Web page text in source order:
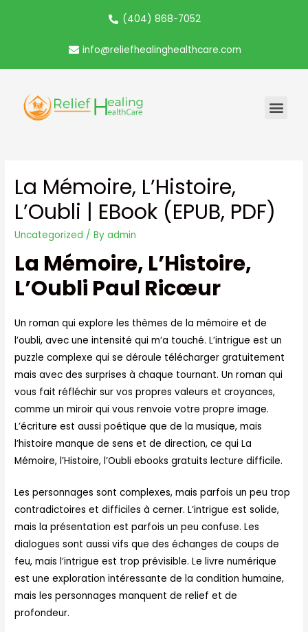
(404) 868-7052
info@reliefhealinghealthcare.com
La Mémoire, L’Histoire,
L’Oubli | EBook (EPUB, PDF)
Uncategorized / Byadmin
La Mémoire, L’Histoire,
L’Oubli Paul Ricœur
Un roman qui explore les thèmes de la mémoire et de
l’oubli, avec une intensité qui m’a touché. L’intrigue est un
puzzle complexe qui se déroule télécharger gratuitement
mais avec des surprises à chaque tournant. Un roman qui
vous fait réfléchir sur vos propres valeurs et croyances,
comme un miroir qui vous renvoie votre propre image.
L’écriture est aussi poétique que de la musique, mais
l’histoire manque de sens et de direction, ce qui La
Mémoire, l’Histoire, l’Oubli ebooks gratuits lecture difficile.
Les personnages sont complexes, mais parfois un peu trop
contradictoires et difficiles à cerner. L’intrigue est solide,
mais la présentation est parfois un peu confuse. Les
dialogues sont aussi vifs que des échanges de coups de
feu, mais l’intrigue est trop prévisible. Le livre numérique
est une exploration intéressante de la condition humaine,
mais les personnages manquent de relief et de
profondeur.